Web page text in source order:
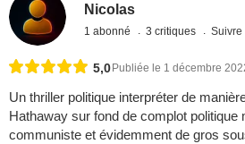
Nicolas
1 abonné 3 critiques Suivre
5,0 Publiée le 1 décembre
Un thriller politique interpréter de
Hathaway sur fond de complot politique
communiste et évidemment de gros